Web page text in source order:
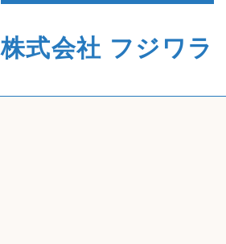
株式会社 フジワラ